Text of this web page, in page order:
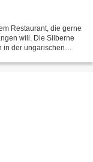
Restaurant, die gerne
will. Die Silberne
in der ungarischen